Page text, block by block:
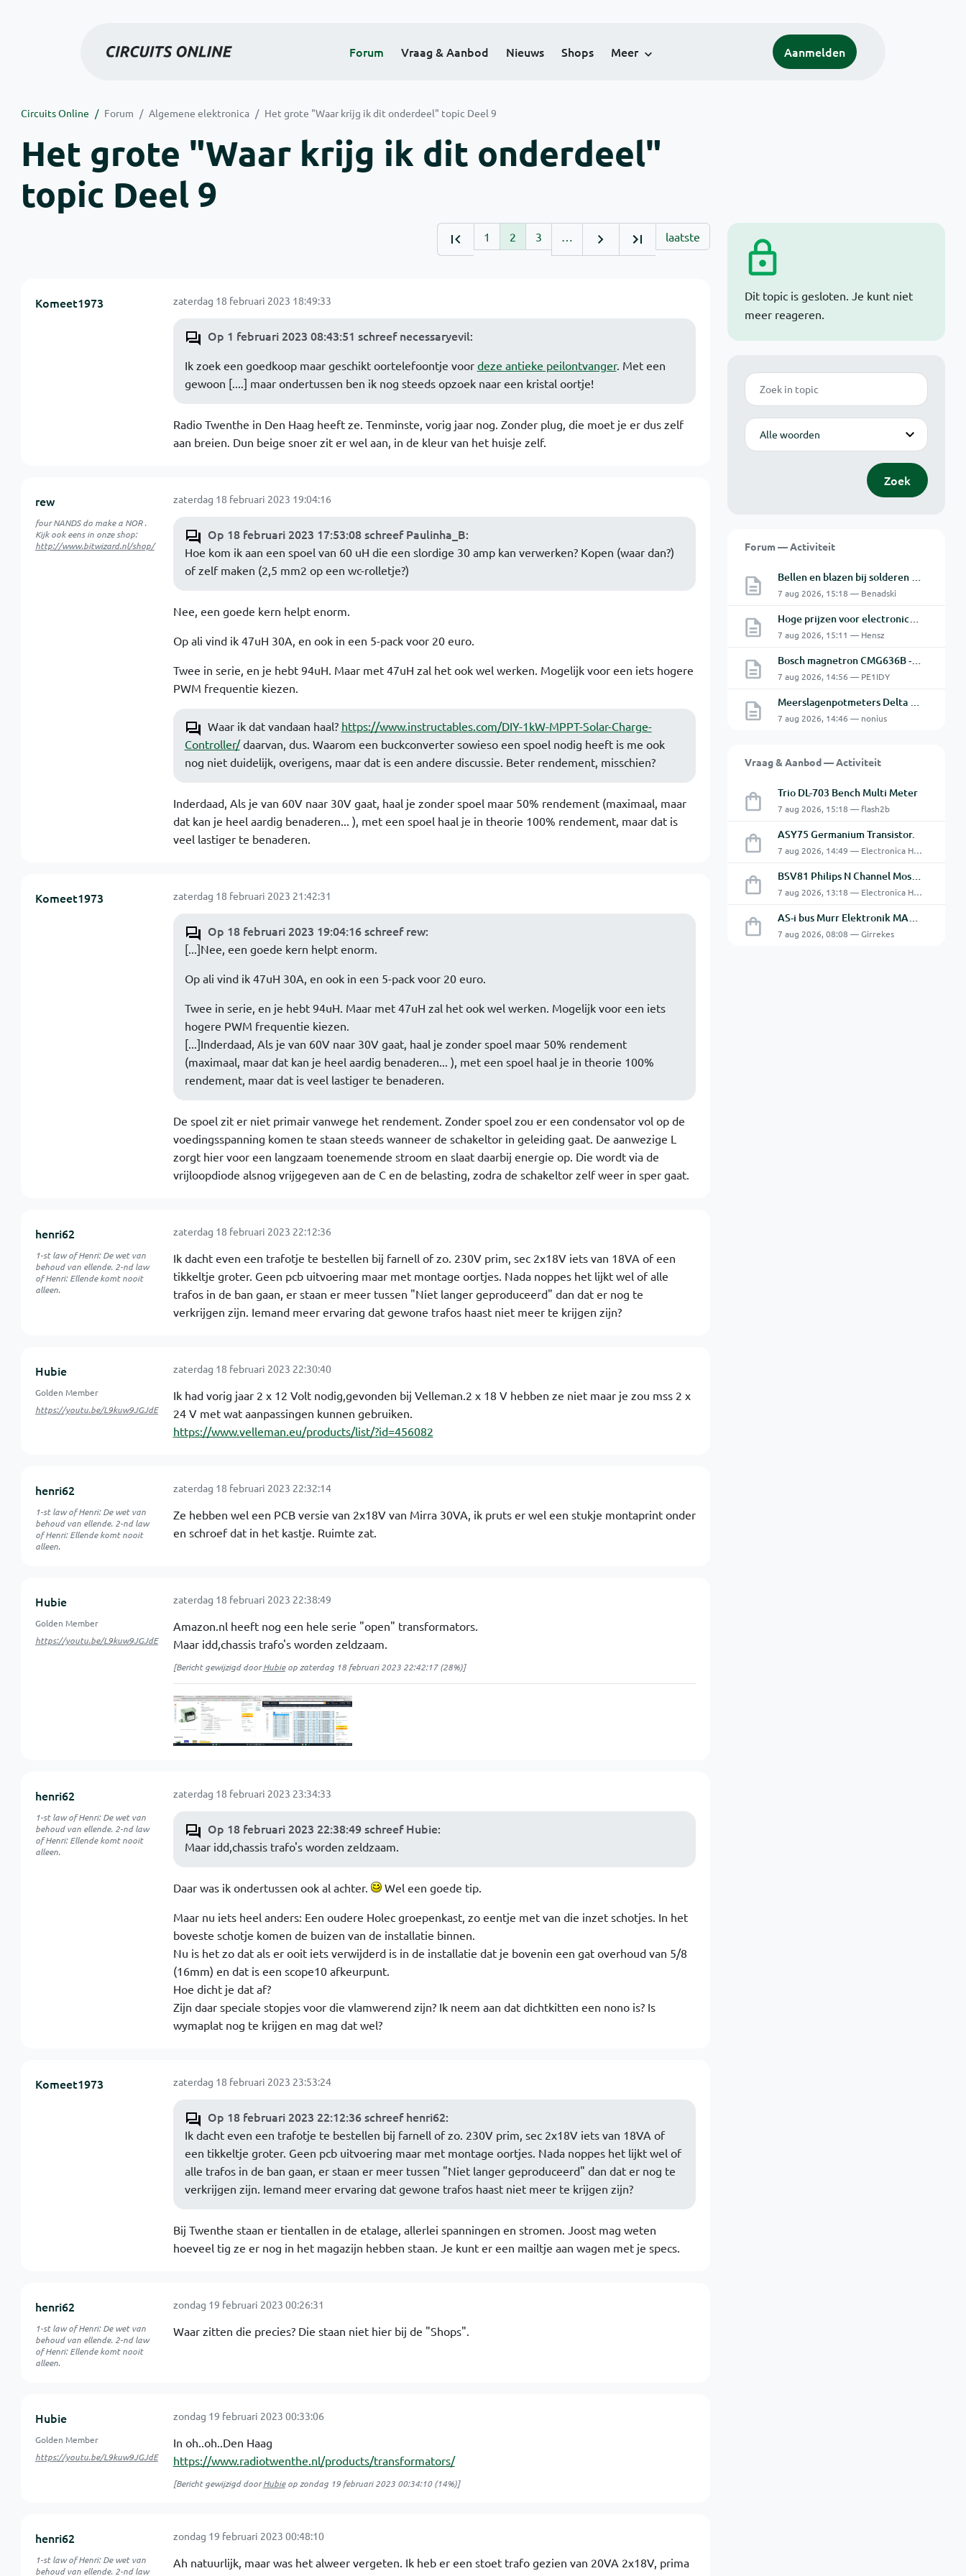
Forum Vraag & Aanbod Nieuws Shops Meer Aanmelden
Circuits Online Forum Algemene elektronica Het grote "Waar krijg ik dit onderdeel" topic Deel 9
Het grote "Waar krijg ik dit onderdeel"
topic Deel 9
Dit topic is gesloten. Je kunt niet
meer reageren.
Zoek
Modus
Zoek
Forum — Activiteit
Bellen en blazen bij solderen van Chinese PCBs
7 aug 2026, 15:18 — Benadski
Hoge prijzen voor electronica hobbyisten
7 aug 2026, 15:11 — Hensz
Bosch magnetron CMG636B - 2 De oven doet het niet goed.
7 aug 2026, 14:56 — PE1IDY
Meerslagenpotmeters Delta SM45-70D
7 aug 2026, 14:46 — nonius
Vraag & Aanbod — Activiteit
Trio DL-703 Bench Multi Meter
7 aug 2026, 15:18 — flash2b
ASY75 Germanium Transistor.
7 aug 2026, 14:49 — Electronica Hobbyist
BSV81 Philips N Channel Mosfet Transistors.
7 aug 2026, 13:18 — Electronica Hobbyist
AS-i bus Murr Elektronik MASI20 AS-Interface I/O-module 56440
7 aug 2026, 08:08 — Girrekes
1 2 3 … laatste
Komeet1973 zaterdag 18 februari 2023 18:49:33
Op 1 februari 2023 08:43:51 schreef necessaryevil:
Ik zoek een goedkoop maar geschikt oortelefoontje voor deze antieke peilontvanger. Met een
gewoon [....] maar ondertussen ben ik nog steeds opzoek naar een kristal oortje!
Radio Twenthe in Den Haag heeft ze. Tenminste, vorig jaar nog. Zonder plug, die moet je er dus zelf
aan breien. Dun beige snoer zit er wel aan, in de kleur van het huisje zelf.
rew
four NANDS do make a NOR .
Kijk ook eens in onze shop:
http://www.bitwizard.nl/shop/
zaterdag 18 februari 2023 19:04:16
Op 18 februari 2023 17:53:08 schreef Paulinha_B:
Hoe kom ik aan een spoel van 60 uH die een slordige 30 amp kan verwerken? Kopen (waar dan?)
of zelf maken (2,5 mm2 op een wc-rolletje?)
Nee, een goede kern helpt enorm.
Op ali vind ik 47uH 30A, en ook in een 5-pack voor 20 euro.
Twee in serie, en je hebt 94uH. Maar met 47uH zal het ook wel werken. Mogelijk voor een iets hogere
PWM frequentie kiezen.
Waar ik dat vandaan haal? https://www.instructables.com/DIY-1kW-MPPT-Solar-Charge-
Controller/daarvan, dus. Waarom een buckconverter sowieso een spoel nodig heeft is me ook
nog niet duidelijk, overigens, maar dat is een andere discussie. Beter rendement, misschien?
Inderdaad, Als je van 60V naar 30V gaat, haal je zonder spoel maar 50% rendement (maximaal, maar
dat kan je heel aardig benaderen... ), met een spoel haal je in theorie 100% rendement, maar dat is
veel lastiger te benaderen.
Komeet1973 zaterdag 18 februari 2023 21:42:31
Op 18 februari 2023 19:04:16 schreef rew:
[...]Nee, een goede kern helpt enorm.
Op ali vind ik 47uH 30A, en ook in een 5-pack voor 20 euro.
Twee in serie, en je hebt 94uH. Maar met 47uH zal het ook wel werken. Mogelijk voor een iets
hogere PWM frequentie kiezen.
[...]Inderdaad, Als je van 60V naar 30V gaat, haal je zonder spoel maar 50% rendement
(maximaal, maar dat kan je heel aardig benaderen... ), met een spoel haal je in theorie 100%
rendement, maar dat is veel lastiger te benaderen.
De spoel zit er niet primair vanwege het rendement. Zonder spoel zou er een condensator vol op de
voedingsspanning komen te staan steeds wanneer de schakeltor in geleiding gaat. De aanwezige L
zorgt hier voor een langzaam toenemende stroom en slaat daarbij energie op. Die wordt via de
vrijloopdiode alsnog vrijgegeven aan de C en de belasting, zodra de schakeltor zelf weer in sper gaat.
henri62
1-st law of Henri: De wet van
behoud van ellende. 2-nd law
of Henri: Ellende komt nooit
alleen.
zaterdag 18 februari 2023 22:12:36
Ik dacht even een trafotje te bestellen bij farnell of zo. 230V prim, sec 2x18V iets van 18VA of een
tikkeltje groter. Geen pcb uitvoering maar met montage oortjes. Nada noppes het lijkt wel of alle
trafos in de ban gaan, er staan er meer tussen "Niet langer geproduceerd" dan dat er nog te
verkrijgen zijn. Iemand meer ervaring dat gewone trafos haast niet meer te krijgen zijn?
Hubie
Golden Member
https://youtu.be/L9kuw9JGJdE
zaterdag 18 februari 2023 22:30:40
Ik had vorig jaar 2 x 12 Volt nodig,gevonden bij Velleman.2 x 18 V hebben ze niet maar je zou mss 2 x
24 V met wat aanpassingen kunnen gebruiken.
https://www.velleman.eu/products/list/?id=456082
henri62
1-st law of Henri: De wet van
behoud van ellende. 2-nd law
of Henri: Ellende komt nooit
alleen.
zaterdag 18 februari 2023 22:32:14
Ze hebben wel een PCB versie van 2x18V van Mirra 30VA, ik pruts er wel een stukje montaprint onder
en schroef dat in het kastje. Ruimte zat.
Hubie
Golden Member
https://youtu.be/L9kuw9JGJdE
zaterdag 18 februari 2023 22:38:49
Amazon.nl heeft nog een hele serie "open" transformators.
Maar idd,chassis trafo's worden zeldzaam.
[Bericht gewijzigd doorHubieop zaterdag 18 februari 2023 22:42:17(28%)]
henri62
1-st law of Henri: De wet van
behoud van ellende. 2-nd law
of Henri: Ellende komt nooit
alleen.
zaterdag 18 februari 2023 23:34:33
Op 18 februari 2023 22:38:49 schreef Hubie:
Maar idd,chassis trafo's worden zeldzaam.
Daar was ik ondertussen ook al achter. Wel een goede tip.
Maar nu iets heel anders: Een oudere Holec groepenkast, zo eentje met van die inzet schotjes. In het
boveste schotje komen de buizen van de installatie binnen.
Nu is het zo dat als er ooit iets verwijderd is in de installatie dat je bovenin een gat overhoud van 5/8
(16mm) en dat is een scope10 afkeurpunt.
Hoe dicht je dat af?
Zijn daar speciale stopjes voor die vlamwerend zijn? Ik neem aan dat dichtkitten een nono is? Is
wymaplat nog te krijgen en mag dat wel?
Komeet1973 zaterdag 18 februari 2023 23:53:24
Op 18 februari 2023 22:12:36 schreef henri62:
Ik dacht even een trafotje te bestellen bij farnell of zo. 230V prim, sec 2x18V iets van 18VA of
een tikkeltje groter. Geen pcb uitvoering maar met montage oortjes. Nada noppes het lijkt wel of
alle trafos in de ban gaan, er staan er meer tussen "Niet langer geproduceerd" dan dat er nog te
verkrijgen zijn. Iemand meer ervaring dat gewone trafos haast niet meer te krijgen zijn?
Bij Twenthe staan er tientallen in de etalage, allerlei spanningen en stromen. Joost mag weten
hoeveel tig ze er nog in het magazijn hebben staan. Je kunt er een mailtje aan wagen met je specs.
henri62
1-st law of Henri: De wet van
behoud van ellende. 2-nd law
of Henri: Ellende komt nooit
alleen.
zondag 19 februari 2023 00:26:31
Waar zitten die precies? Die staan niet hier bij de "Shops".
Hubie
Golden Member
https://youtu.be/L9kuw9JGJdE
zondag 19 februari 2023 00:33:06
In oh..oh..Den Haag
https://www.radiotwenthe.nl/products/transformators/
[Bericht gewijzigd doorHubieop zondag 19 februari 2023 00:34:10(14%)]
henri62
1-st law of Henri: De wet van
behoud van ellende. 2-nd law
zondag 19 februari 2023 00:48:10
Ah natuurlijk, maar was het alweer vergeten. Ik heb er een stoet trafo gezien van 20VA 2x18V, prima